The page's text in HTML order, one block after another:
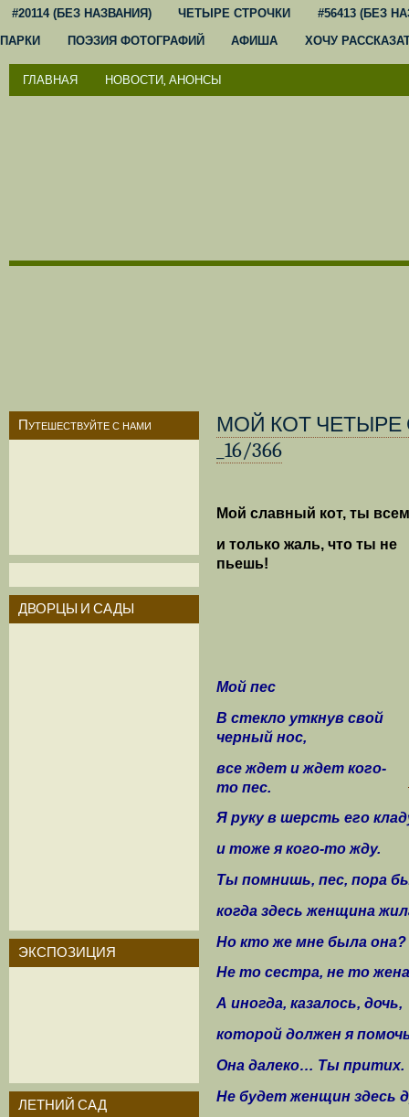
#20114 (БЕЗ НАЗВАНИЯ) ЧЕТЫРЕ СТРОЧКИ
#56413 (БЕЗ
ПАРКИ
ПОЭЗИЯ ФОТОГРАФИЙ АФИША ХОЧУ
ГЛАВНАЯ НОВОСТИ, АНОНСЫ
МОЙ КОТ ЧЕТЫРЕ
_16/366
Мой славный кот, ты
и только жаль, что ты не
пьешь!
Мой пес
В стекло уткнув свой
черный нос,
все ждет и ждет кого-
то пес.
Я руку в шерсть его
и тоже я кого-то жду.
Ты помнишь, пес, пора
когда здесь женщина
Но кто же мне была она?
Не то сестра, не то
А иногда, казалось, дочь,
которой должен я
Она далеко… Ты притих.
Не будет женщин здесь
Путешествуйте с нами
ДВОРЦЫ И САДЫ
ЭКСПОЗИЦИЯ
ЛЕТНИЙ САД